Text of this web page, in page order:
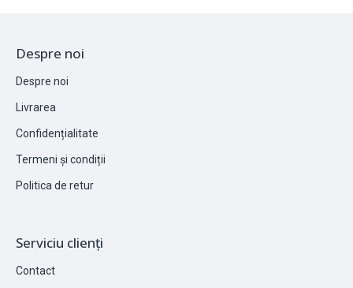
Despre noi
Despre noi
Livrarea
Confidențialitate
Termeni și condiții
Politica de retur
Serviciu clienți
Contact